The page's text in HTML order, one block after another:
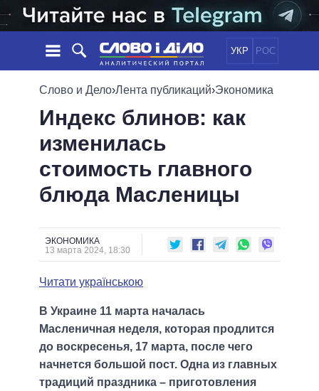
УКР РОС
НОВОСТИ
ЛЕНТА
СОБЫТИЯ
СТАТЬИ
ОБЗОРЫ
ДАЙДЖЕСТЫ
ПОЛИТИКА
ОБЩЕСТВО
ОБЕЩАНИЯ
ПОЛИТИКИ
ВСЕ ПОЛИТИКИ
ПРЕЗИДЕНТ И ОФИС
ВЕРХОВНАЯ РАДА
КАБИНЕТ МИНИСТРОВ
МЭРЫ
ВСЕ ПЕРСОНЫ
ПОДДЕРЖАТЬ
СРАВНЕНИЕ ПОЛИТИКОВ
Слово и Дело›Лента публикаций›Экономика
Индекс блинов: как
изменилась
стоимость главного
блюда Масленицы
ЭКОНОМИКА
13 марта 2024, 18:30
Читати українською
В Украине 11 марта началась
Масленичная неделя, которая продлится
до воскресенья, 17 марта, после чего
начнется большой пост. Одна из главных
традиций праздника – приготовления